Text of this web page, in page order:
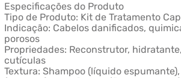
Especificações do Produto
Tipo de Produto: Kit de Tratamento
Indicação: Cabelos danificados,
porosos
Propriedades: Reconstrutor,
cutículas
Textura: Shampoo (líquido